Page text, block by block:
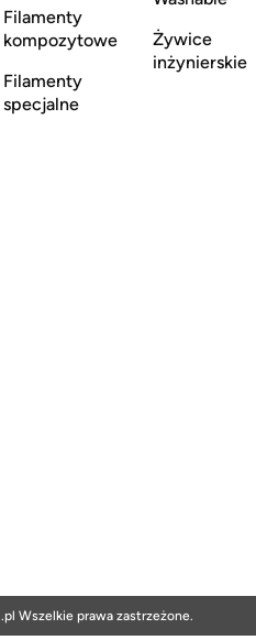
Filamenty
kompozytowe
Filamenty
specjalne
Żywice
inżynierskie